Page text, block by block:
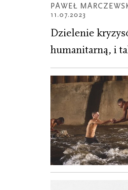
PAWEŁ
11.07.2023
Dzielenie
humanitarną, i